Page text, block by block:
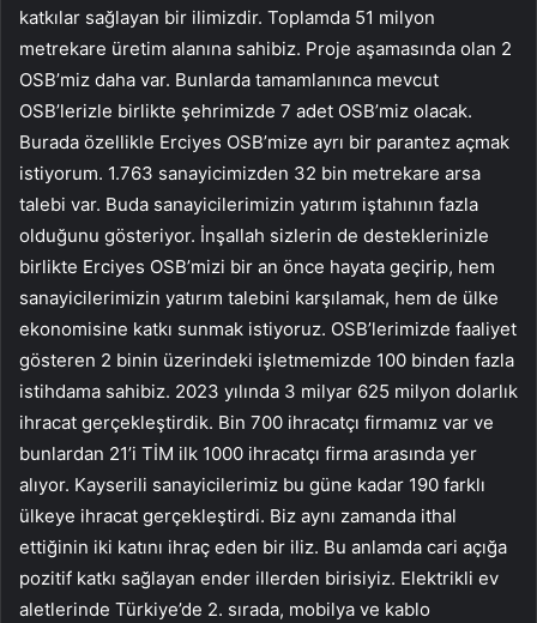
katkılar sağlayan bir ilimizdir. Toplamda 51 milyon
metrekare üretim alanına sahibiz. Proje aşamasında olan 2
OSB’miz daha var. Bunlarda tamamlanınca mevcut
OSB’lerizle birlikte şehrimizde 7 adet OSB’miz olacak.
Burada özellikle Erciyes OSB’mize ayrı bir parantez açmak
istiyorum. 1.763 sanayicimizden 32 bin metrekare arsa
talebi var. Buda sanayicilerimizin yatırım iştahının fazla
olduğunu gösteriyor. İnşallah sizlerin de desteklerinizle
birlikte Erciyes OSB’mizi bir an önce hayata geçirip, hem
sanayicilerimizin yatırım talebini karşılamak, hem de ülke
ekonomisine katkı sunmak istiyoruz. OSB’lerimizde faaliyet
gösteren 2 binin üzerindeki işletmemizde 100 binden fazla
istihdama sahibiz. 2023 yılında 3 milyar 625 milyon dolarlık
ihracat gerçekleştirdik. Bin 700 ihracatçı firmamız var ve
bunlardan 21’i TİM ilk 1000 ihracatçı firma arasında yer
alıyor. Kayserili sanayicilerimiz bu güne kadar 190 farklı
ülkeye ihracat gerçekleştirdi. Biz aynı zamanda ithal
ettiğinin iki katını ihraç eden bir iliz. Bu anlamda cari açığa
pozitif katkı sağlayan ender illerden birisiyiz. Elektrikli ev
aletlerinde Türkiye’de 2. sırada, mobilya ve kablo